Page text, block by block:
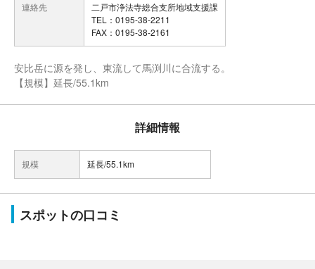
連絡先
二戸市浄法寺総合支所地域支援課
TEL：0195-38-2211
FAX：0195-38-2161
安比岳に源を発し、東流して馬渕川に合流する。
【規模】延長/55.1km
詳細情報
規模 延長/55.1km
スポットの口コミ